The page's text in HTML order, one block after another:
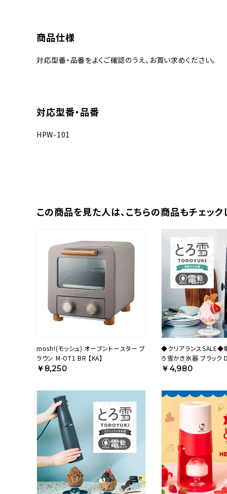
商品仕様
対応型番・品番をよくご確認のうえ、お買い求めください。
対応型番・品番
HPW-101
この商品を⾒た⼈は、こちらの商品もチェック
mosh!(モッシュ) オーブントースター ブ
ラウン M-OT1 BR 【KA】
￥8,250
◆クリアランスSALE◆
ろ雪かき氷器 ブラック
B5BK【HO】
￥4,980